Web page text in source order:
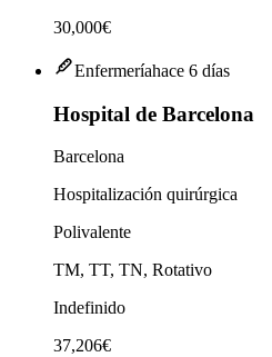
30,000€
Enfermeríahace 6 días
Hospital de Barcelona
Barcelona
Hospitalización quirúrgica
Polivalente
TM, TT, TN, Rotativo
Indefinido
37,206€